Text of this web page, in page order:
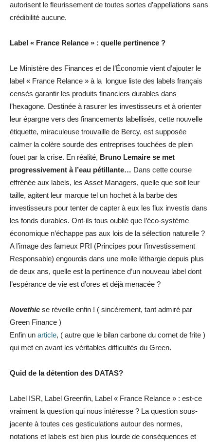
autorisent le fleurissement de toutes sortes d’appellations sans
crédibilité aucune.
Label « France Relance » : quelle pertinence ?
Le Ministère des Finances et de l’Économie vient d’ajouter le
label « France Relance » à la longue liste des labels français
censés garantir les produits financiers durables dans
l’hexagone. Destinée à rasurer les investisseurs et à orienter
leur épargne vers des financements labellisés, cette nouvelle
étiquette, miraculeuse trouvaille de Bercy, est supposée
calmer la colère sourde des entreprises touchées de plein
fouet par la crise. En réalité, Bruno Lemaire se met
progressivement à l’eau pétillante… Dans cette course
effrénée aux labels, les Asset Managers, quelle que soit leur
taille, agitent leur marque tel un hochet à la barbe des
investisseurs pour tenter de capter à eux les flux investis dans
les fonds durables. Ont-ils tous oublié que l’éco-système
économique n’échappe pas aux lois de la sélection naturelle ?
A l’image des fameux PRI (Principes pour l’investissement
Responsable) engourdis dans une molle léthargie depuis plus
de deux ans, quelle est la pertinence d’un nouveau label dont
l’espérance de vie est d’ores et déjà menacée ?
Novethic se réveille enfin ! ( sincèrement, tant admiré par
Green Finance )
Enfin un article, ( autre que le bilan carbone du cornet de frite )
qui met en avant les véritables difficultés du Green.
Quid de la détention des DATAS?
Label ISR, Label Greenfin, Label « France Relance » : est-ce
vraiment la question qui nous intéresse ? La question sous-
jacente à toutes ces gesticulations autour des normes,
notations et labels est bien plus lourde de conséquences et